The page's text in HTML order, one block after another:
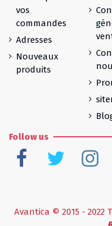
vos
commandes
Adresses
Nouveaux
produits
Follow us
Avantica © 2015 - 2022